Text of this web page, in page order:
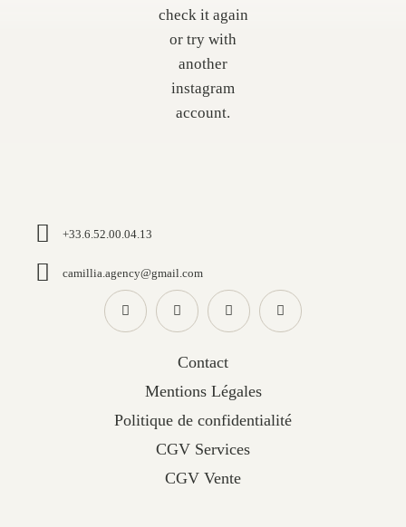
check it again
or try with
another
instagram
account.
+33.6.52.00.04.13
camillia.agency@gmail.com
Contact
Mentions Légales
Politique de confidentialité
CGV Services
CGV Vente